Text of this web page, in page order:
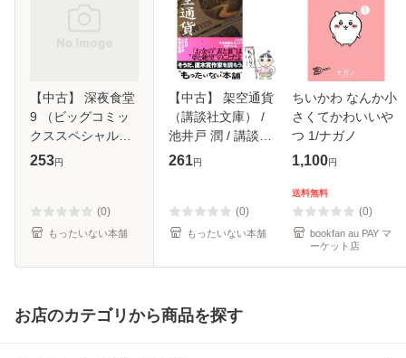
【中古】 深夜食堂
9 （ビッグコミッ
クススペシャル） /
安倍 夜郎 / 小学館
253円
(0)
もったいない本舗
【中古】 架空通貨
（講談社文庫） /
池井戸 潤 / 講談社
[文庫]【メール便送
261円
(0)
もったいない本舗
ちいかわ なんか小
さくてかわいいや
つ 1/ナガノ
1,100円
送料無料
(0)
bookfan au PAY マ
ーケット店
お店のカテゴリから商品を探す